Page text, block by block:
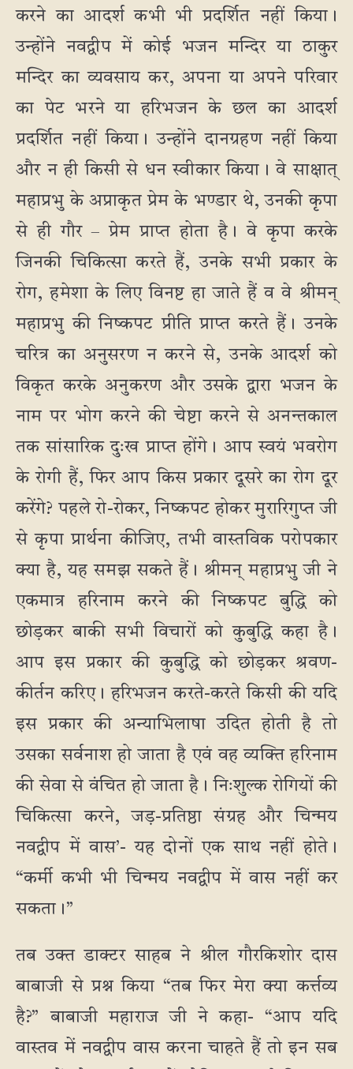
करने का आदर्श कभी भी प्रदर्शित नहीं किया।
उन्होंने नवद्वीप में कोई भजन मन्दिर या ठाकुर
मन्दिर का व्यवसाय कर, अपना या अपने परिवार
का पेट भरने या हरिभजन के छल का आदर्श
प्रदर्शित नहीं किया। उन्होंने दानग्रहण नहीं किया
और न ही किसी से धन स्वीकार किया। वे साक्षात्
महाप्रभु के अप्राकृत प्रेम के भण्डार थे, उनकी कृपा
से ही गौर – प्रेम प्राप्त होता है। वे कृपा करके
जिनकी चिकित्सा करते हैं, उनके सभी प्रकार के
रोग, हमेशा के लिए विनष्ट हा जाते हैं व वे श्रीमन्
महाप्रभु की निष्कपट प्रीति प्राप्त करते हैं। उनके
चरित्र का अनुसरण न करने से, उनके आदर्श को
विकृत करके अनुकरण और उसके द्वारा भजन के
नाम पर भोग करने की चेष्टा करने से अनन्तकाल
तक सांसारिक दुःख प्राप्त होंगे। आप स्वयं भवरोग
के रोगी हैं, फिर आप किस प्रकार दूसरे का रोग दूर
करेंगे? पहले रो-रोकर, निष्कपट होकर मुरारिगुप्त जी
से कृपा प्रार्थना कीजिए, तभी वास्तविक परोपकार
क्या है, यह समझ सकते हैं। श्रीमन् महाप्रभु जी ने
एकमात्र हरिनाम करने की निष्कपट बुद्धि को
छोड़कर बाकी सभी विचारों को कुबुद्धि कहा है।
आप इस प्रकार की कुबुद्धि को छोड़कर श्रवण-
कीर्तन करिए। हरिभजन करते-करते किसी की यदि
इस प्रकार की अन्याभिलाषा उदित होती है तो
उसका सर्वनाश हो जाता है एवं वह व्यक्ति हरिनाम
की सेवा से वंचित हो जाता है। निःशुल्क रोगियों की
चिकित्सा करने, जड़-प्रतिष्ठा संग्रह और चिन्मय
नवद्वीप में वास’- यह दोनों एक साथ नहीं होते।
“कर्मी कभी भी चिन्मय नवद्वीप में वास नहीं कर
सकता।”
तब उक्त डाक्टर साहब ने श्रील गौरकिशोर दास
बाबाजी से प्रश्न किया “तब फिर मेरा क्या कर्त्तव्य
है?” बाबाजी महाराज जी ने कहा- “आप यदि
वास्तव में नवद्वीप वास करना चाहते हैं तो इन सब